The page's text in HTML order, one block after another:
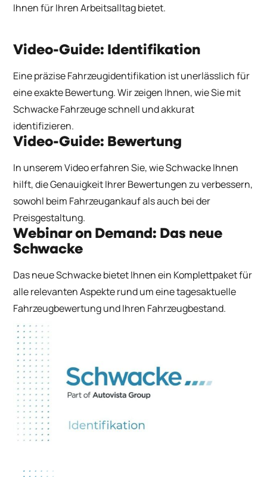
Ihnen für Ihren Arbeitsalltag bietet.
Video-Guide: Identifikation
Eine präzise Fahrzeugidentifikation ist unerlässlich für
eine exakte Bewertung. Wir zeigen Ihnen, wie Sie mit
Schwacke Fahrzeuge schnell und akkurat
identifizieren.
Video-Guide: Bewertung
In unserem Video erfahren Sie, wie Schwacke Ihnen
hilft, die Genauigkeit Ihrer Bewertungen zu verbessern,
sowohl beim Fahrzeugankauf als auch bei der
Preisgestaltung.
Webinar on Demand: Das neue
Schwacke
Das neue Schwacke bietet Ihnen ein Komplettpaket für
alle relevanten Aspekte rund um eine tagesaktuelle
Fahrzeugbewertung und Ihren Fahrzeugbestand.